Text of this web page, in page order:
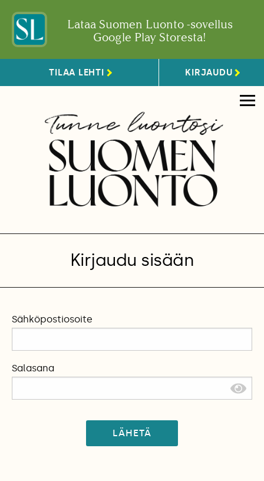
Lataa Suomen Luonto -sovellus
Google Play Storesta!
TILAA LEHTI KIRJAUDU
Kirjaudu sisään
Sähköpostiosoite
Salasana
LÄHETÄ